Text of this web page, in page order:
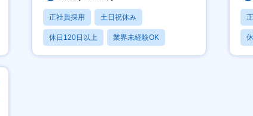
正社員採用 土日祝休み
休日120日以上 業界未経験OK
産休・育休あり